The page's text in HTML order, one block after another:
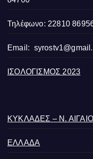
Τηλέφωνο: 22810
Email:
ΙΣΟΛΟΓΙΣΜΟΣ 2023
ΚΥΚΛΑΔΕΣ – Ν. ΑΙΓΑΙΟ
ΕΛΛΑΔΑ